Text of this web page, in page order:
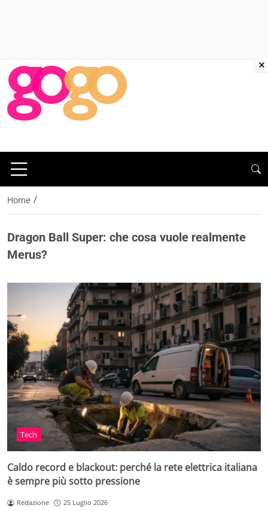
Home /
Dragon Ball Super: che cosa vuole realmente
Merus?
Tech
Caldo record e blackout: perché la rete elettrica italiana
è sempre più sotto pressione
Redazione 25 Luglio 2026
×